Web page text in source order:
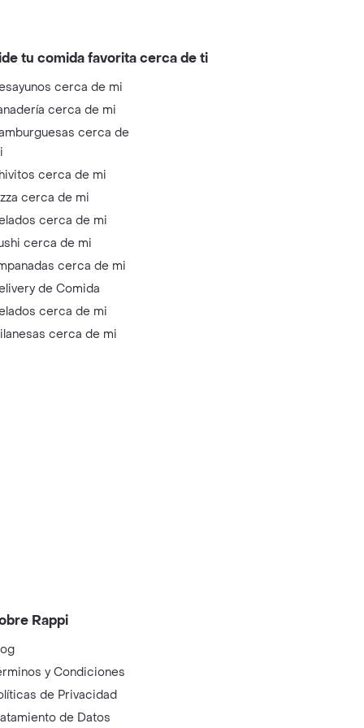
tu comida favorita cerca de ti
cerca de mi
cerca de mi
cerca de
cerca de mi
cerca de mi
cerca de mi
cerca de mi
cerca de mi
de Comida
cerca de mi
cerca de mi
Rappi
y Condiciones
de Privacidad
de Datos